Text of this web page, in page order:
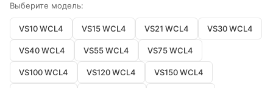
Выберите модель:
VS10 WCL4 VS15 WCL4 VS21 WCL4 VS30 WCL4
VS40 WCL4 VS55 WCL4 VS75 WCL4
VS100 WCL4 VS120 WCL4 VS150 WCL4